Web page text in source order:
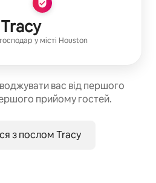
Tracy
у місті Houston
вас від першого
прийому гостей.
з послом Tracy